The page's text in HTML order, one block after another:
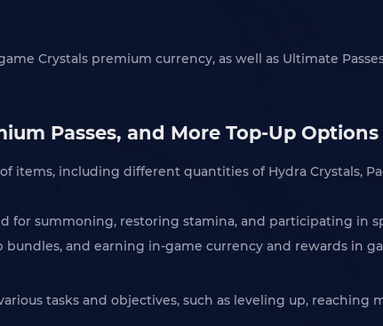
Crystals premium currency, as well as Ultimate
Passes, and More Top-Up Options
items, including different quantities of Hydra Crystals,
for summoning, restoring stamina, and participating in
and earning in-game currency and rewards in
tasks and objectives, such as leveling up, reaching